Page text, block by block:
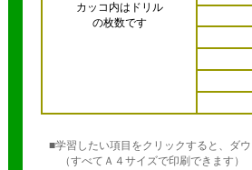
■学習したい項目をクリックすると、ダ
（すべてＡ４サイズで印刷できます
カッコ内はドリル
の枚数です